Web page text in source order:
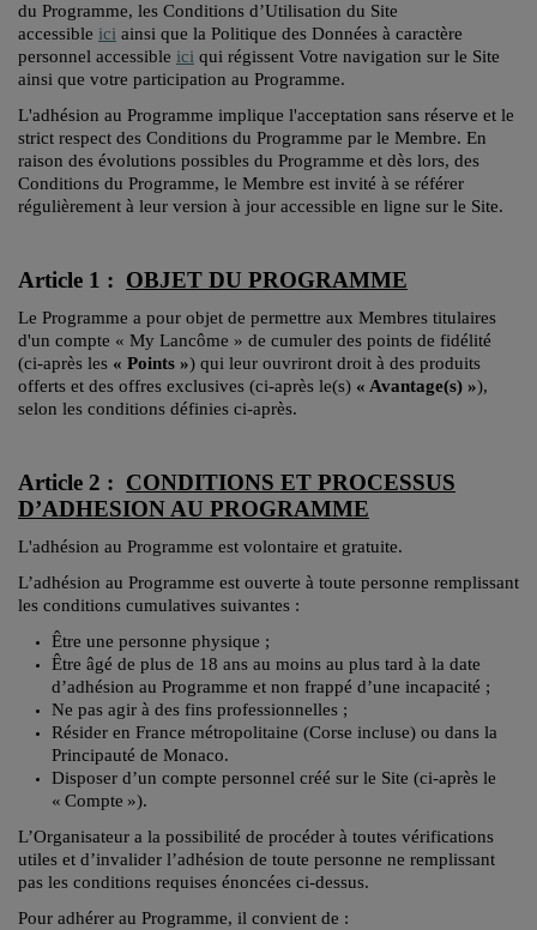
du Programme, les Conditions d’Utilisation du Site
accessible ici ainsi que la Politique des Données à caractère
personnel accessible ici qui régissent Votre navigation sur le Site
ainsi que votre participation au Programme.
L'adhésion au Programme implique l'acceptation sans réserve et le
strict respect des Conditions du Programme par le Membre. En
raison des évolutions possibles du Programme et dès lors, des
Conditions du Programme, le Membre est invité à se référer
régulièrement à leur version à jour accessible en ligne sur le Site.
Article 1 : OBJET DU PROGRAMME
Le Programme a pour objet de permettre aux Membres titulaires
d'un compte « My Lancôme » de cumuler des points de fidélité
(ci-après les « Points ») qui leur ouvriront droit à des produits
offerts et des offres exclusives (ci-après le(s) « Avantage(s) »),
selon les conditions définies ci-après.
Article 2 : CONDITIONS ET PROCESSUS
D’ADHESION AU PROGRAMME
L'adhésion au Programme est volontaire et gratuite.
L’adhésion au Programme est ouverte à toute personne remplissant
les conditions cumulatives suivantes :
Être une personne physique ;
Être âgé de plus de 18 ans au moins au plus tard à la date
d’adhésion au Programme et non frappé d’une incapacité ;
Ne pas agir à des fins professionnelles ;
Résider en France métropolitaine (Corse incluse) ou dans la
Principauté de Monaco.
Disposer d’un compte personnel créé sur le Site (ci-après le
« Compte »).
L’Organisateur a la possibilité de procéder à toutes vérifications
utiles et d’invalider l’adhésion de toute personne ne remplissant
pas les conditions requises énoncées ci-dessus.
Pour adhérer au Programme, il convient de :